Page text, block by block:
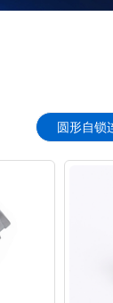
圆形自锁